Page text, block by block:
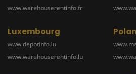
www.warehouserentinfo.fr
Luxembourg
www.depotinfo.lu
www.warehouserentinfo.lu